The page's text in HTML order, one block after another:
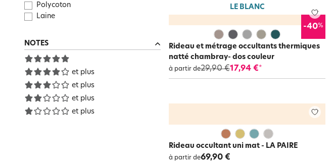
Polycoton
Laine
NOTES
et plus
et plus
et plus
et plus
LE BLANC
-40%
Rideau et métrage occultants thermiques
natté chambray- dos couleur
à partir de29,90 €17,94 €*
Rideau occultant uni mat - LA PAIRE
à partir de69,90 €